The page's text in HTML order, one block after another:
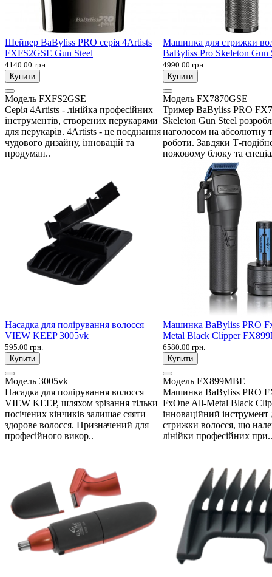
Шейвер BaByliss PRO серія 4Artists
FXFS2GSE Gun Steel
4140.00 грн.
Купити
Модель FXFS2GSE
Серія 4Artists - лінійка професійних
інструментів, створених перукарями
для перукарів. 4Artists - це поєднання
чудового дизайну, інновацій та
продуман..
Машинка для стрижки
BaByliss Pro Skeleton Gun
4990.00 грн.
Купити
Модель FX7870GSE
Тример BaByliss PRO
Skeleton Gun Steel
наголосом на абсолютну
роботи. Завдяки Т-
ножовому блоку та
Насадка для полірування волосся
VIEW KEEP 3005vk
595.00 грн.
Купити
Модель 3005vk
Насадка для полірування волосся
VIEW KEEP, шляхом зрізання тільки
посічених кінчиків залишає сяяти
здорове волосся. Призначений для
професійного викор..
Машинка BaByliss PRO
Metal Black Clipper
6580.00 грн.
Купити
Модель FX899MBE
Машинка BaByliss PRO
FxOne All-Metal Black
інноваційний інструмент
стрижки волосся, що
лінійки професійних при..